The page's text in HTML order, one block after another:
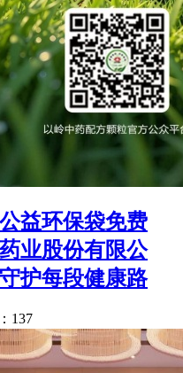
益环保袋免费
业股份有限公
护每段健康路
137